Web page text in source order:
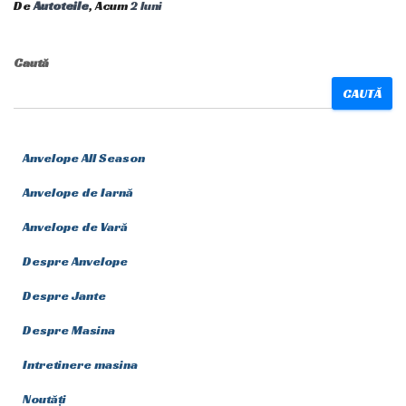
DeAutoteile, Acum2 luni
Caută
CAUTĂ
Anvelope All Season
Anvelope de Iarnă
Anvelope de Vară
Despre Anvelope
Despre Jante
Despre Masina
Intretinere masina
Noutăți